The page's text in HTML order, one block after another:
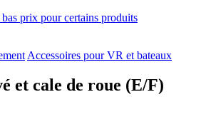
prix pour certains produits
Accessoires pour VR et bateaux
et cale de roue (E/F)